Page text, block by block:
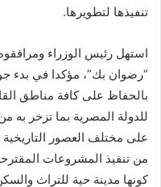
تنفيذها لتطويرها.
استهل رئيس الوزراء
“رضوان بك”، مؤكدا في بدء
بالحفاظ على كافة مناطق
للدولة المصرية بما تزخر به
على مختلف العصور
من تنفيذ المشروعات
كونها مدينة حية للتراث